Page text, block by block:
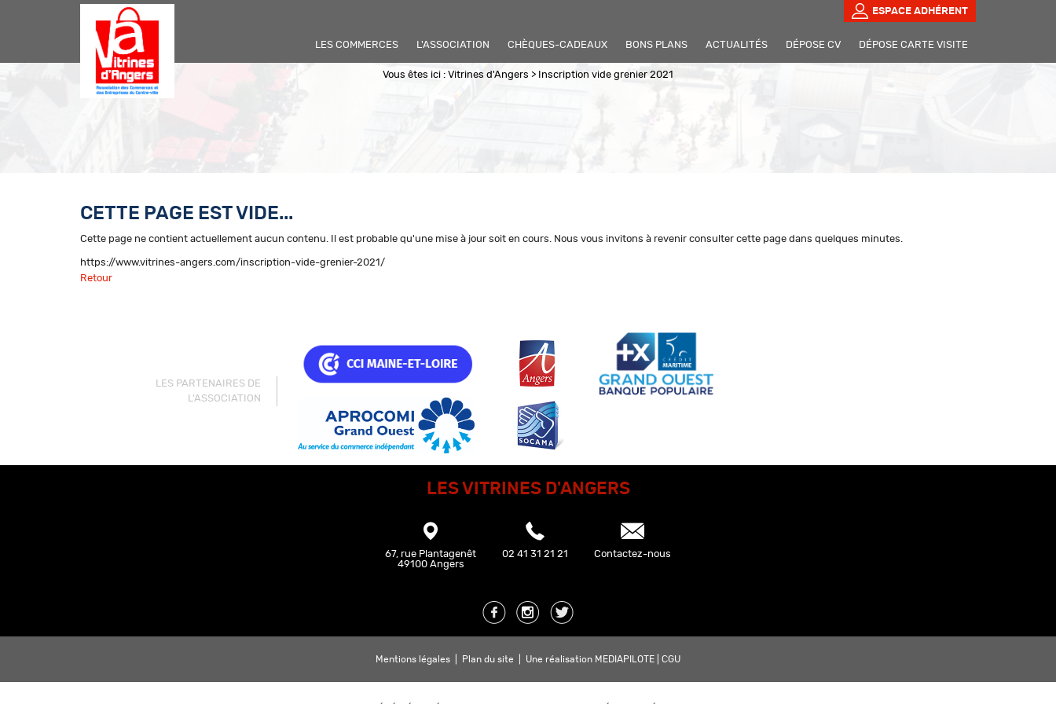
ESPACE ADHÉRENT
LES COMMERCES L'ASSOCIATION CHÈQUES-CADEAUX BONS PLANS ACTUALITÉS DÉPOSE CV DÉPOSE CARTE VISITE
Vous êtes ici : Vitrines d'Angers > Inscription vide grenier 2021
CETTE PAGE EST VIDE...
Cette page ne contient actuellement aucun contenu. Il est probable qu'une mise à jour soit en cours. Nous vous invitons à revenir consulter cette page dans quelques minutes.
https://www.vitrines-angers.com/inscription-vide-grenier-2021/
Retour
LES PARTENAIRES DE
L'ASSOCIATION
LES VITRINES D'ANGERS
67, rue Plantagenêt
49100 Angers
02 41 31 21 21 Contactez-nous
Mentions légales Plan du site Une réalisation MEDIAPILOTE CGU